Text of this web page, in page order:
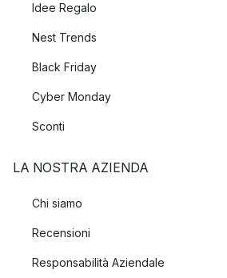
Idee Regalo
Nest Trends
Black Friday
Cyber Monday
Sconti
LA NOSTRA AZIENDA
Chi siamo
Recensioni
Responsabilità Aziendale